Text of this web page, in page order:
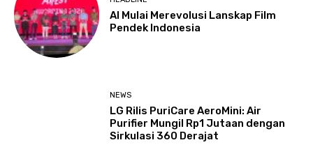
AI Mulai Merevolusi Lanskap Film
Pendek Indonesia
NEWS
LG Rilis PuriCare AeroMini: Air
Purifier Mungil Rp1 Jutaan dengan
Sirkulasi 360 Derajat